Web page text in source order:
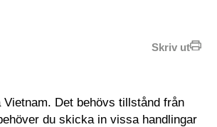
Skriv ut
Det behövs tillstånd från
du skicka in vissa handlingar